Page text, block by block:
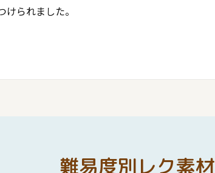
られました。
難易度別レク素材